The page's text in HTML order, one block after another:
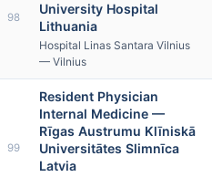
98
University Hospital
Lithuania
Hospital Linas Santara Vilnius
— Vilnius
99
Resident Physician
Internal Medicine —
Rīgas Austrumu Klīniskā
Universitātes Slimnīca
Latvia